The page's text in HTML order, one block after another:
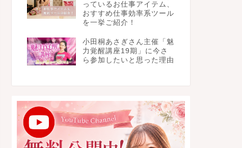
っているお仕事アイテム、
おすすめ仕事効率系ツール
を一挙ご紹介！
小田桐あさぎさん主催「魅
力覚醒講座19期」に今さ
ら参加したいと思った理由